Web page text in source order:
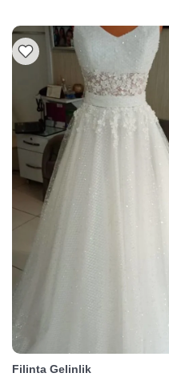
Filinta Gelinlik